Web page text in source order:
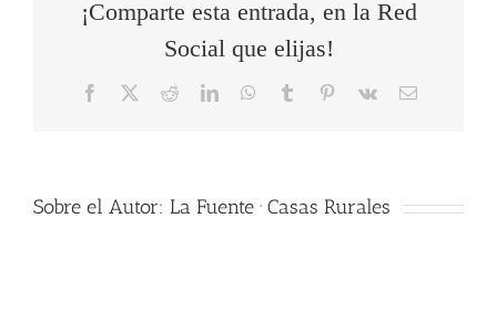
¡Comparte esta entrada, en la Red
Social que elijas!
Facebook RedditLinkedInWhatsApp
Tumblr Pinterest
Vk
Correo
Sobre el Autor: La Fuente · Casas Rurales